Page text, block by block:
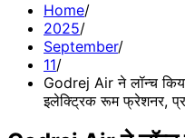
Home
2025
September
11
Godrej Air ने लॉन्च
इलेक्ट्रिक रूम फ्रेशनर,